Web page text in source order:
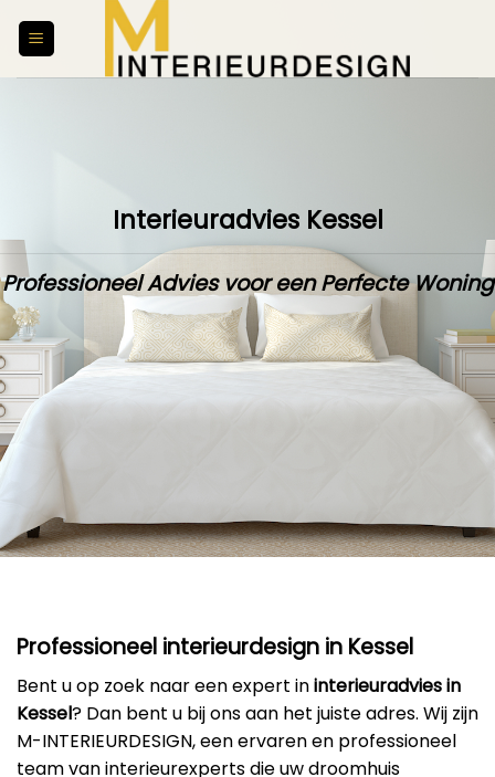
Interieuradvies Kessel
Professioneel Advies voor een Perfecte Woning
Professioneel interieurdesign in Kessel
Bent u op zoek naar een expert ininterieuradvies in
Kessel? Dan bent u bij ons aan het juiste adres. Wij zijn
M-INTERIEURDESIGN, een ervaren en professioneel
team van interieurexperts die uw droomhuis